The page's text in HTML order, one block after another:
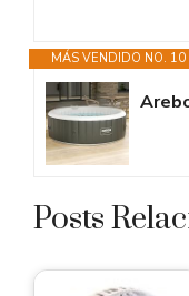
MÁS VENDIDO NO. 10
Posts